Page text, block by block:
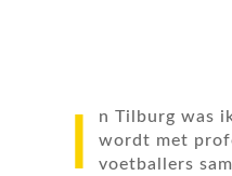
n Tilburg was
wordt met
voetballers